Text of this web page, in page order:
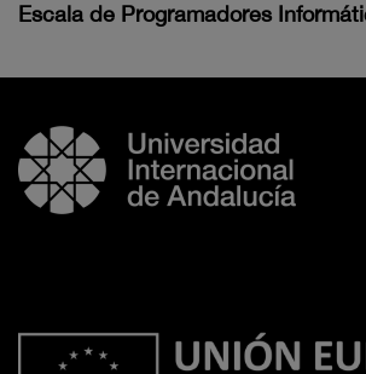
Escala de Programadores